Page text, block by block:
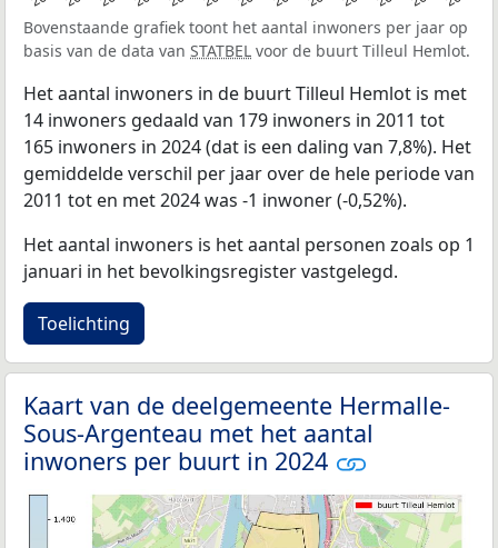
Bovenstaande grafiek toont het aantal inwoners per jaar op
basis van de data van STATBEL voor de buurt Tilleul Hemlot.
Het aantal inwoners in de buurt Tilleul Hemlot is met
14 inwoners gedaald van 179 inwoners in 2011 tot
165 inwoners in 2024 (dat is een daling van 7,8%). Het
gemiddelde verschil per jaar over de hele periode van
2011 tot en met 2024 was -1 inwoner (-0,52%).
Het aantal inwoners is het aantal personen zoals op 1
januari in het bevolkingsregister vastgelegd.
Toelichting
Kaart van de deelgemeente Hermalle-
Sous-Argenteau met het aantal
inwoners per buurt in 2024